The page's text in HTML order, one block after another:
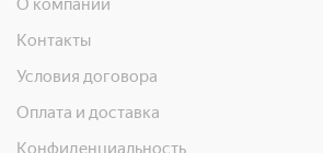
О компании
Контакты
Условия договора
Оплата и доставка
Конфиденциальность